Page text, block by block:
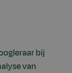
bij
van